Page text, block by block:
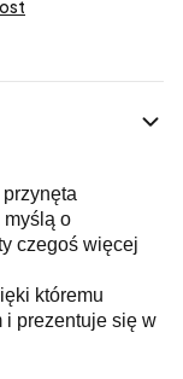
myślą o
czegoś więcej
któremu
i prezentuje się w